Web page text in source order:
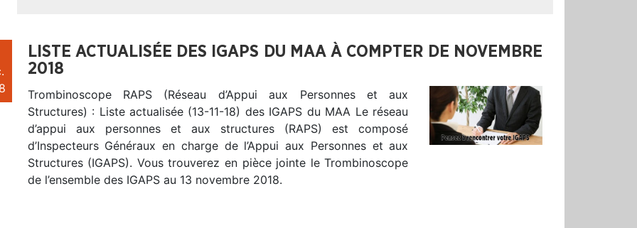
LISTE ACTUALISÉE DES IGAPS DU MAA À COMPTER DE NOVEMBRE
2018
Trombinoscope RAPS (Réseau d’Appui aux Personnes et aux
Structures) : Liste actualisée (13-11-18) des IGAPS du MAA Le réseau
d’appui aux personnes et aux structures (RAPS) est composé
d’Inspecteurs Généraux en charge de l’Appui aux Personnes et aux
Structures (IGAPS). Vous trouverez en pièce jointe le Trombinoscope
de l’ensemble des IGAPS au 13 novembre 2018.